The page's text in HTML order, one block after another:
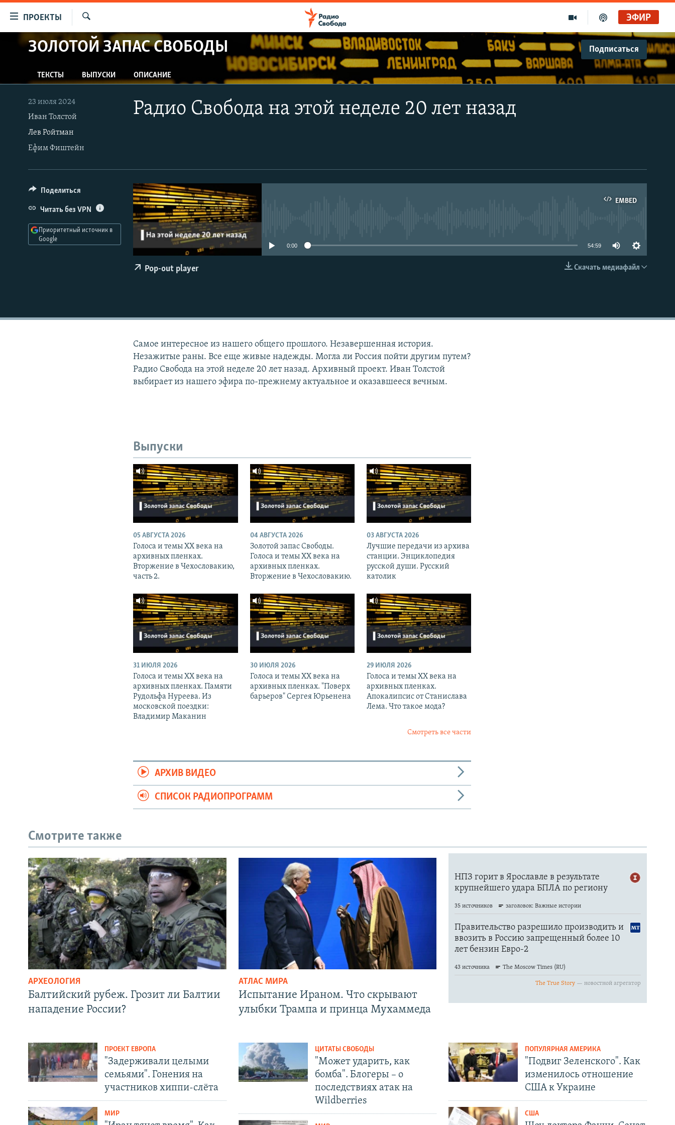
упрощенного
Вернуться
к
основному
содержанию
главной
ПРОЕКТЫ
ПРОГРАММЫ
АВТОРСКИЕ ПРОЕКТЫ
ЦИТАТЫ СВОБОДЫ
МНЕНИЯ
КУЛЬТУРА
IDEL.РЕАЛИИ
КАВКАЗ.РЕАЛИИ
СЕВЕР.РЕАЛИИ
СИБИРЬ.РЕАЛИИ
РАСПИСАНИЕ ВЕЩАНИЯ
ПОДПИШИТЕСЬ НА РАССЫЛКУ
ЭФИР
ЗОЛОТОЙ ЗАПАС СВОБОДЫ Подписаться
Подписаться
ТЕКСТЫ ВЫПУСКИ ОПИСАНИЕ
Радио Свобода на этой неделе 20 лет назад
23 июля 2024
Иван Толстой
Лев Ройтман
Ефим Фиштейн
EMBED
EMBED
0:00 54:59
Скачать медиафайл
Pop-out player
Поделиться
Читать без VPN
Приоритетный источник в
Google
Самое интересное из нашего общего прошлого. Незавершенная история.
Незажитые раны. Все еще живые надежды. Могла ли Россия пойти другим путем?
Радио Свобода на этой неделе 20 лет назад. Архивный проект. Иван Толстой
выбирает из нашего эфира по-прежнему актуальное и оказавшееся вечным.
Выпуски
05 АВГУСТА 2026
Голоса и темы XX века на
архивных пленках.
Вторжение в Чехословакию,
часть 2.
04 АВГУСТА 2026
Золотой запас Свободы.
Голоса и темы XX века на
архивных пленках.
Вторжение в Чехословакию.
03 АВГУСТА 2026
Лучшие передачи из архива
станции. Энциклопедия
русской души. Русский
католик
31 ИЮЛЯ 2026
Голоса и темы XX века на
архивных пленках. Памяти
Рудольфа Нуреева. Из
московской поездки:
Владимир Маканин
30 ИЮЛЯ 2026
Голоса и темы XX века на
архивных пленках. "Поверх
барьеров" Сергея Юрьенена
29 ИЮЛЯ 2026
Голоса и темы XX века на
архивных пленках.
Апокалипсис от Станислава
Лема. Что такое мода?
Смотреть все части
АРХИВ ВИДЕО
СПИСОК РАДИОПРОГРАММ
Смотрите также
АРХЕОЛОГИЯ
Балтийский рубеж. Грозит ли Балтии
нападение России?
АТЛАС МИРА
Испытание Ираном. Что скрывают
улыбки Трампа и принца Мухаммеда
ПРОЕКТ ЕВРОПА
"Задерживали целыми
семьями". Гонения на
участников хиппи-слёта
МИР
ЦИТАТЫ СВОБОДЫ
"Может ударить, как
бомба". Блогеры – о
последствиях атак на
Wildberries
ПОПУЛЯРНАЯ АМЕРИКА
"Подвиг Зеленского". Как
изменилось отношение
США к Украине
США